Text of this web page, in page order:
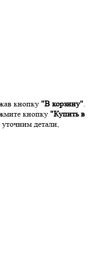
кнопку "В корзину".
кнопку "Купить в
детали,